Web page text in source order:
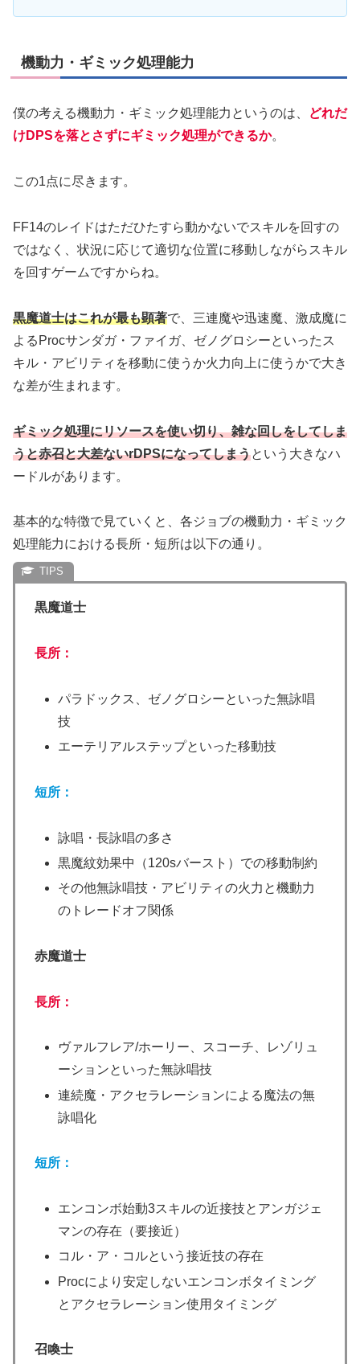
機動力・ギミック処理能力
僕の考える機動力・ギミック処理能力というのは、
どれだ
けDPSを落とさずにギミック処理ができるか。
この1点に尽きます。
FF14のレイドはただひたすら動かないでスキルを回すの
ではなく、状況に応じて適切な位置に移動しながらスキル
を回すゲームですからね。
黒魔道士はこれが最も顕著で、三連魔や迅速魔、激成魔に
よるProcサンダガ・ファイガ、ゼノグロシーといったス
キル・アビリティを移動に使うか火力向上に使うかで大き
な差が生まれます。
ギミック処理にリソースを使い切り、雑な回しをしてしま
うと赤召と大差ないrDPSになってしまうという大きなハ
ードルがあります。
基本的な特徴で見ていくと、各ジョブの機動力・ギミック
処理能力における長所・短所は以下の通り。
黒魔道士
長所：
パラドックス、ゼノグロシーといった無詠唱
技
エーテリアルステップといった移動技
短所：
詠唱・長詠唱の多さ
黒魔紋効果中（120sバースト）での移動制約
その他無詠唱技・アビリティの火力と機動力
のトレードオフ関係
赤魔道士
長所：
ヴァルフレア/ホーリー、スコーチ、レゾリュ
ーションといった無詠唱技
連続魔・アクセラレーションによる魔法の無
詠唱化
短所：
エンコンボ始動3スキルの近接技とアンガジェ
マンの存在（要接近）
コル・ア・コルという接近技の存在
Procにより安定しないエンコンボタイミング
とアクセラレーション使用タイミング
召喚士